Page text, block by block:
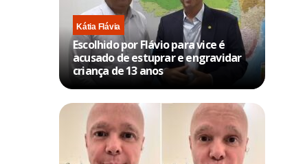
Kátia Flávia
Escolhido por Flávio para vice é
acusado de estuprar e engravidar
criança de 13 anos